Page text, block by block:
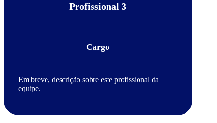
Profissional 3
Cargo
Em breve, descrição sobre este profissional da
equipe.